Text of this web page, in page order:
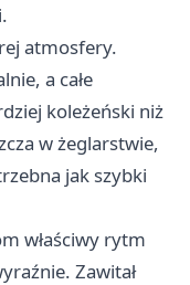
atmosfery.
a całe
koleżeński niż
w żeglarstwie,
jak szybki
właściwy rytm
Zawitał